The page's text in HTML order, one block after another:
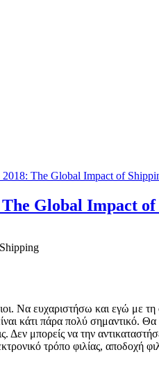
2018: The Global Impact of
The Global Impact
Να ευχαριστήσω και εγώ με τη
κάτι πάρα πολύ σημαντικό.
Δεν μπορείς να την
τρόπο φιλίας, αποδοχή